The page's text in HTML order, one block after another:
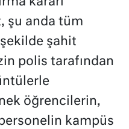
şu anda tüm
şahit
polis tarafından
öğrencilerin,
kampüs